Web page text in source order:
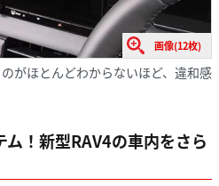
画像(12枚)
がほとんどわからないほど、違和感
ム！新型RAV4の車内をさら